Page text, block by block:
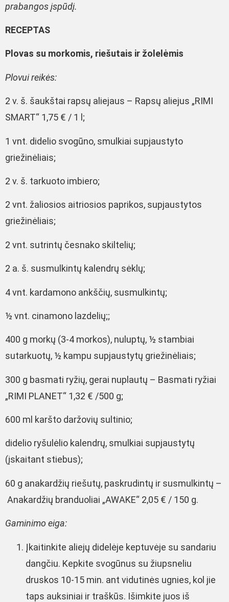
prabangos įspūdį.
RECEPTAS
P lovas su morkomis, riešutais ir žolelėmis
Plovui reikės:
2 v. š. šaukštai rapsų aliejaus – Rapsų aliejus „RIMI
SMART“ 1,75 € / 1 l;
1 vnt. didelio svogūno, smulkiai supjaustyto
griežinėliais;
2 v. š. tarkuoto imbiero;
2 vnt. žaliosios aitriosios paprikos, supjaustytos
griežinėliais;
2 vnt. sutrintų česnako skiltelių;
2 a. š. susmulkintų kalendrų sėklų;
4 vnt. kardamono ankščių, susmulkintų;
½ vnt. cinamono lazdelių;;
400 g morkų (3-4 morkos), nuluptų, ½ stambiai
sutarkuotų, ½ kampu supjaustytų griežinėliais;
300 g basmati ryžių, gerai nuplautų – Basmati ryžiai
„RIMI PLANET“ 1,32 € /500 g;
600 ml karšto daržovių sultinio;
didelio ryšulėlio kalendrų, smulkiai supjaustytų
(įskaitant stiebus);
60 g anakardžių riešutų, paskrudintų ir susmulkintų –
Anakardžių branduoliai „AWAKE“ 2,05 € / 150 g.
Gaminimo eiga:
Įkaitinkite aliejų didelėje keptuvėje su sandariu
dangčiu. Kepkite svogūnus su žiupsneliu
druskos 10-15 min. ant vidutinės ugnies, kol jie
taps auksiniai ir traškūs. Išimkite juos iš